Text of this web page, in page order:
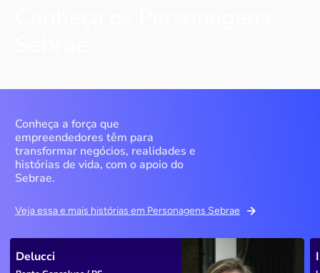
Conheça a força que
empreendedores têm para
transformar negócios, realidades e
histórias de vida, com o apoio do
Sebrae.
Veja essa e mais histórias em Personagens Sebrae
Delucci